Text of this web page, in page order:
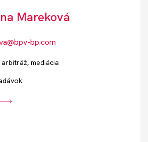
Mareková
bp.com
mediácia